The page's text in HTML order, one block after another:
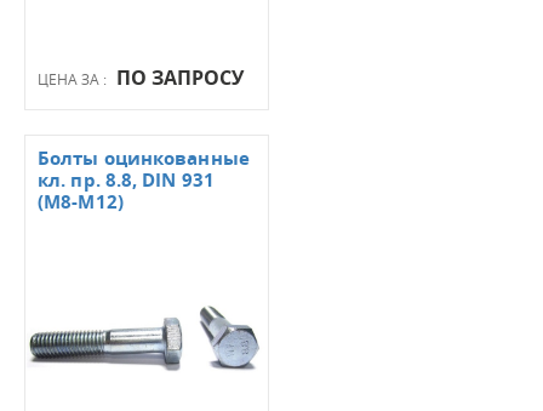
ЦЕНА ЗА : ПО ЗАПРОСУ
Болты оцинкованные
кл. пр. 8.8, DIN 931
(М8-М12)